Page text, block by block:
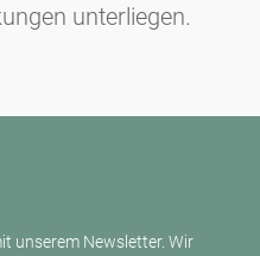
unterliegen.
unserem Newsletter. Wir